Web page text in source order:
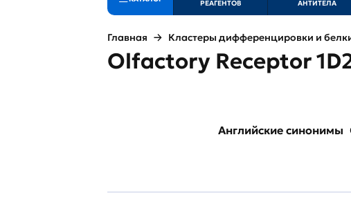
РЕАГЕНТОВ
АНТИТЕЛА
Главная Кластеры дифференцировки и
Olfactory Receptor
Английские синонимы